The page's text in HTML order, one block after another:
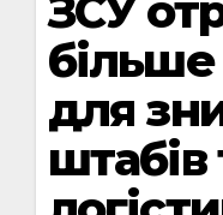
ЗСУ
більше
для
штабів